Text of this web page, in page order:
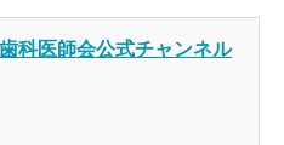
科医師会公式チャンネル